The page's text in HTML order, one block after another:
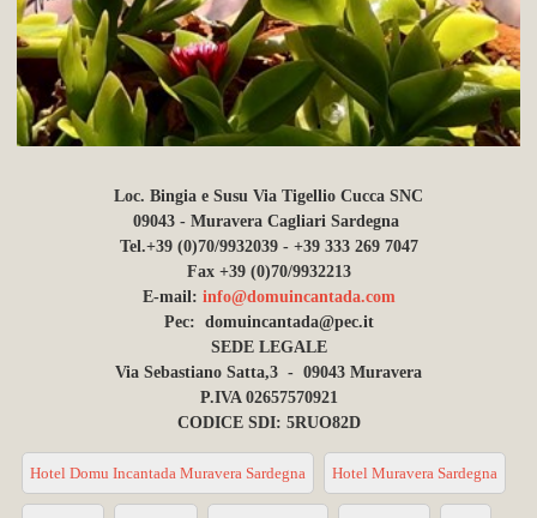
Loc. Bingia e Susu Via Tigellio Cucca SNC
09043 - Muravera Cagliari Sardegna
Tel.+39 (0)70/9932039 - +39 333 269 7047
Fax +39 (0)70/9932213
E-mail: info@domuincantada.com
Pec: domuincantada@pec.it
SEDE LEGALE
Via Sebastiano Satta,3 - 09043 Muravera
P.IVA 02657570921
CODICE SDI: 5RUO82D
Hotel Domu Incantada Muravera Sardegna Hotel Muravera Sardegna